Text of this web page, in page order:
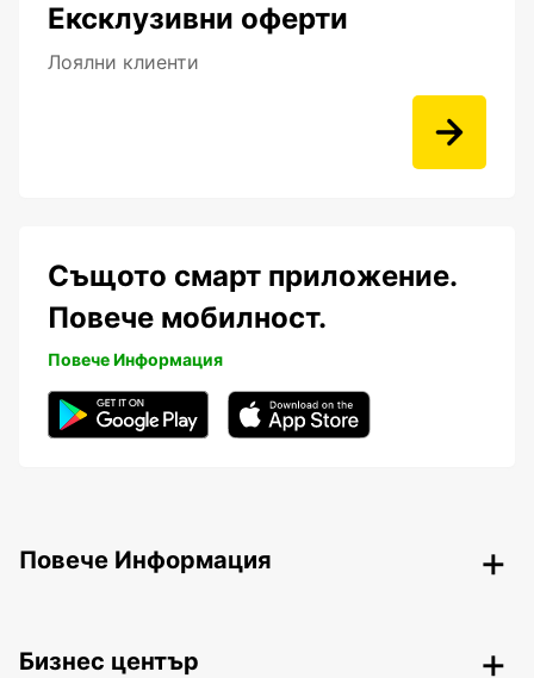
Ексклузивни оферти
Лоялни клиенти
Същото смарт приложение.
Повече мобилност.
Повече Информация
Повече Информация
Бизнес център